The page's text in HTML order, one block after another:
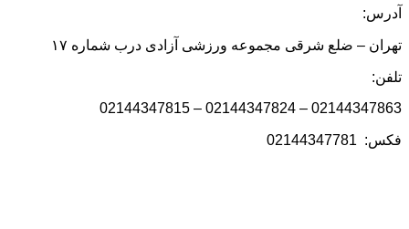
آدرس:
تهران – ضلع شرقی مجموعه ورزشی آزادی درب شماره ۱۷
تلفن:
02144347863 – 02144347824 – 02144347815
فکس: 02144347781